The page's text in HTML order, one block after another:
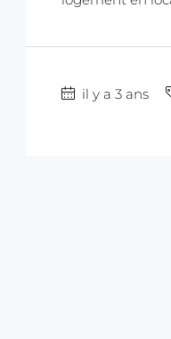
il y a 3 ans